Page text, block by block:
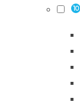
10